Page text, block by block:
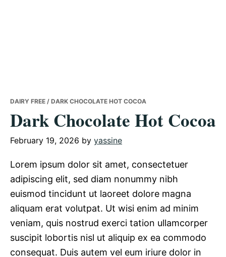
DAIRY FREE / DARK CHOCOLATE HOT COCOA
Dark Chocolate Hot Cocoa
February 19, 2026 by yassine
Lorem ipsum dolor sit amet, consectetuer
adipiscing elit, sed diam nonummy nibh
euismod tincidunt ut laoreet dolore magna
aliquam erat volutpat. Ut wisi enim ad minim
veniam, quis nostrud exerci tation ullamcorper
suscipit lobortis nisl ut aliquip ex ea commodo
consequat. Duis autem vel eum iriure dolor in